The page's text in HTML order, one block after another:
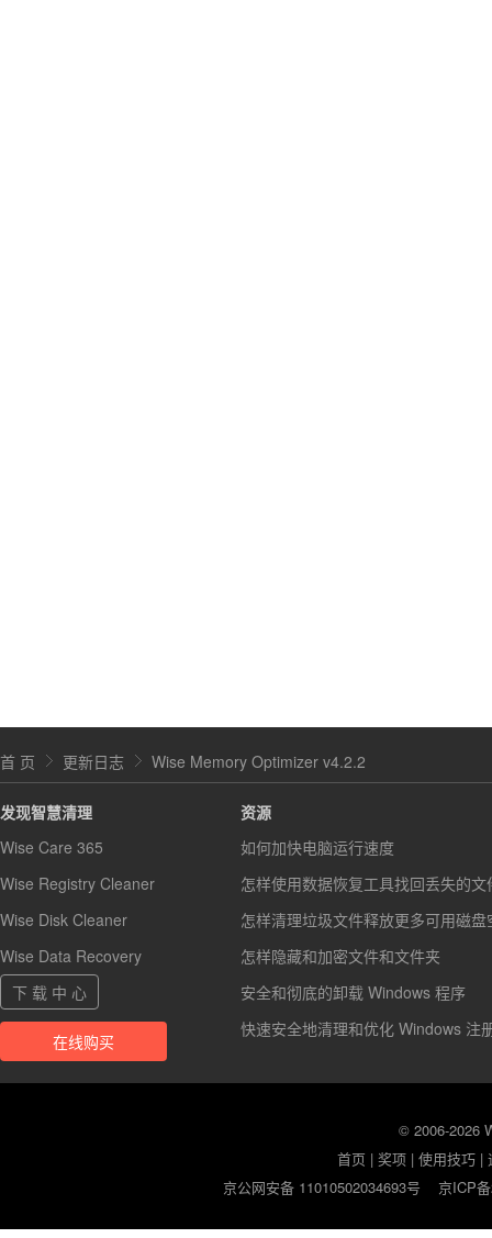
首 页 更新日志 Wise Memory Optimizer v4.2.2
发现智慧清理
Wise Care 365
Wise Registry Cleaner
Wise Disk Cleaner
Wise Data Recovery
下 载 中 心
在线购买
资源
如何加快电脑运行速度
怎样使用数据恢复工具找回丢失的文
怎样清理垃圾文件释放更多可用磁盘
怎样隐藏和加密文件和文件夹
安全和彻底的卸载 Windows 程序
快速安全地清理和优化 Windows 注
© 2006-2026
首页 |奖项 |使用技巧 |
京公网安备 11010502034693号
京ICP